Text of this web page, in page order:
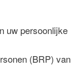
uw persoonlijke
(BRP) van